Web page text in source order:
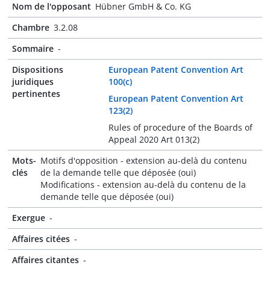
Nom de l'opposant Hübner GmbH & Co. KG
Chambre 3.2.08
Sommaire -
Dispositions
juridiques
pertinentes
European Patent Convention Art
100(c)
European Patent Convention Art
123(2)
Rules of procedure of the Boards of
Appeal 2020 Art 013(2)
Mots-
clés
Motifs d'opposition - extension au-delà du contenu
de la demande telle que déposée (oui)
Modifications - extension au-delà du contenu de la
demande telle que déposée (oui)
Exergue -
Affaires citées -
Affaires citantes -